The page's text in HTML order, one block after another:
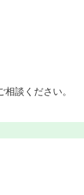
談ください。